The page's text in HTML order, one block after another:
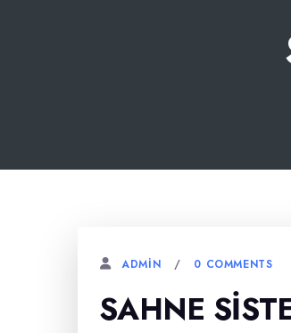
ADMIN 0 COMMENTS
SAHNE